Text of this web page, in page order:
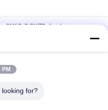
SK60-8 SK70 di riduzione
cambio MSG-21P-11E
di vuotamento per SG025
PM
looking for?